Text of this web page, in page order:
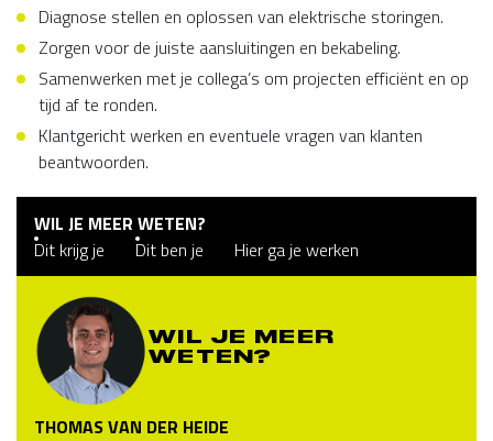
Diagnose stellen en oplossen van elektrische storingen.
Zorgen voor de juiste aansluitingen en bekabeling.
Samenwerken met je collega’s om projecten efficiënt en op
tijd af te ronden.
Klantgericht werken en eventuele vragen van klanten
beantwoorden.
WIL JE MEER WETEN?
Dit krijg je
Dit ben je Hier ga je werken
WIL JE MEER
WETEN?
THOMAS VAN DER HEIDE